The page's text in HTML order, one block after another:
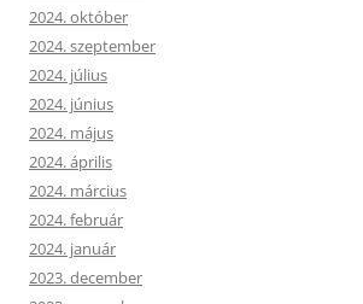
2024. október
2024. szeptember
2024. július
2024. június
2024. május
2024. április
2024. március
2024. február
2024. január
2023. december